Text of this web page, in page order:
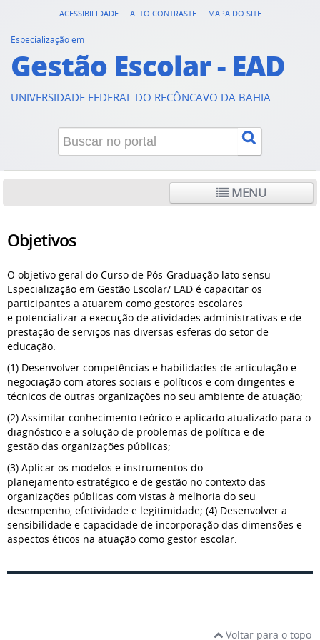
ACESSIBILIDADE ALTO CONTRASTE MAPA DO SITE
Especialização em
Gestão Escolar - EAD
UNIVERSIDADE FEDERAL DO RECÔNCAVO DA BAHIA
MENU
Objetivos
O objetivo geral do Curso de Pós-Graduação lato sensu
Especialização em Gestão Escolar/ EAD é capacitar os
participantes a atuarem como gestores escolares
e potencializar a execução de atividades administrativas e de
prestação de serviços nas diversas esferas do setor de
educação.
(1) Desenvolver competências e habilidades de articulação e
negociação com atores sociais e políticos e com dirigentes e
técnicos de outras organizações no seu ambiente de atuação;
(2) Assimilar conhecimento teórico e aplicado atualizado para o
diagnóstico e a solução de problemas de política e de
gestão das organizações públicas;
(3) Aplicar os modelos e instrumentos do
planejamento estratégico e de gestão no contexto das
organizações públicas com vistas à melhoria do seu
desempenho, efetividade e legitimidade; (4) Desenvolver a
sensibilidade e capacidade de incorporação das dimensões e
aspectos éticos na atuação como gestor escolar.
Voltar para o topo